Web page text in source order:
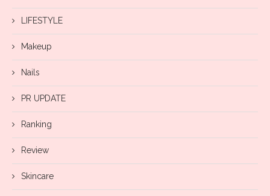
LIFESTYLE
Makeup
Nails
PR UPDATE
Ranking
Review
Skincare